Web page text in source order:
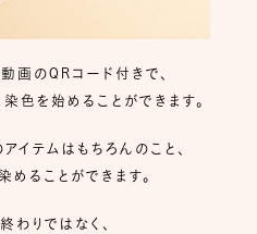
画のQRコード付きで、
色を始めることができます。
イテムはもちろんのこと、
ることができます。
わりではなく、